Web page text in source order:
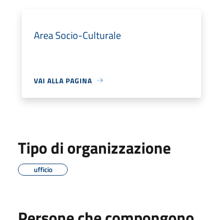
Area Socio-Culturale
VAI ALLA PAGINA
Tipo di organizzazione
ufficio